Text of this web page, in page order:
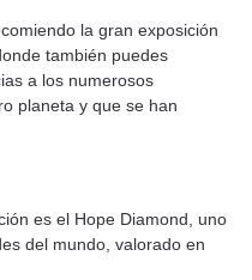
la gran exposición
también puedes
a los numerosos
planeta y que se han
es el Hope Diamond, uno
del mundo, valorado en